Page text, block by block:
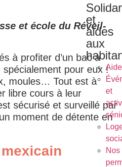
et
aides
aux
et
Nos
et école du Réveil-
à profiter d’un bac à
pour eux !
moules… Tout est à
libre cours à leur
sécurisé et surveillé par
moment de détente en